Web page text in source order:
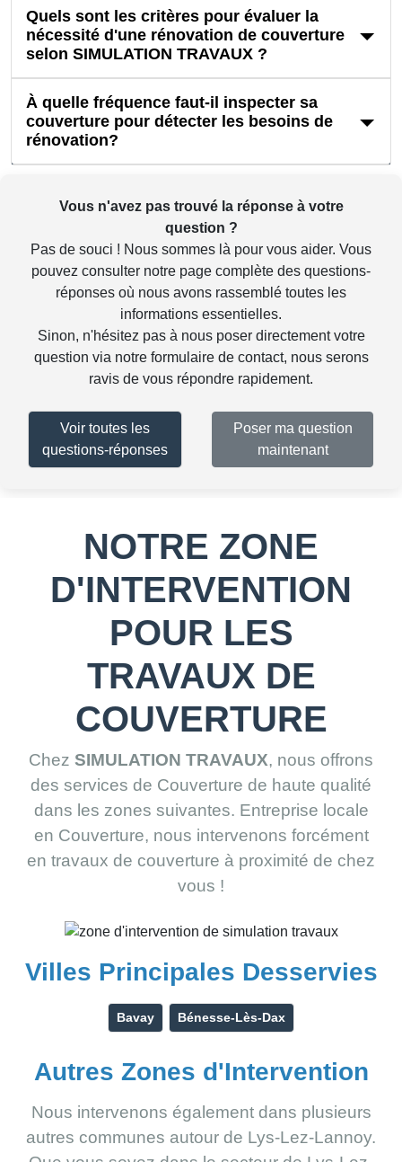
Quels sont les critères pour évaluer la
nécessité d'une rénovation de couverture
selon SIMULATION TRAVAUX ?
À quelle fréquence faut-il inspecter sa
couverture pour détecter les besoins de
rénovation?
Vous n'avez pas trouvé la réponse à votre
question ?
Pas de souci ! Nous sommes là pour vous aider. Vous
pouvez consulter notre page complète des questions-
réponses où nous avons rassemblé toutes les
informations essentielles.
Sinon, n'hésitez pas à nous poser directement votre
question via notre formulaire de contact, nous serons
ravis de vous répondre rapidement.
Voir toutes les
questions-réponses
Poser ma question
maintenant
NOTRE ZONE
D'INTERVENTION
POUR LES
TRAVAUX DE
COUVERTURE
Chez SIMULATION TRAVAUX, nous offrons
des services de Couverture de haute qualité
dans les zones suivantes. Entreprise locale
en Couverture, nous intervenons forcément
en travaux de couverture à proximité de chez
vous !
Villes Principales Desservies
Bavay Bénesse-Lès-Dax
Autres Zones d'Intervention
Nous intervenons également dans plusieurs
autres communes autour de Lys-Lez-Lannoy.